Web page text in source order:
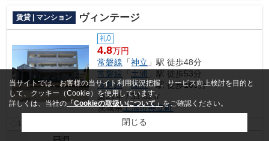
賃貸 | マンション ヴィンテージ
礼0
4.8万円
常磐線 「神立 」駅 徒歩48分
常磐線
土浦 」駅 徒歩53分
常磐線「高浜」駅 徒歩169分
築21年 / 31.02㎡
茨城県土浦市神立町
◇15000円！キャッシュバック◇サイト経由限定！8/末まで
当サイトでは、お客様の当サイト利用状況把握、サービス向上検討を目的と
して、クッキー（Cookie）を使用しています。
詳しくは、当社の 「Cookieの取扱いについて」をご確認ください。
閉じる